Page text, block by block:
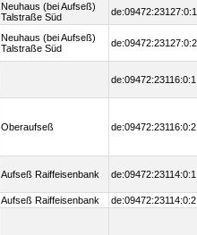
Neuhaus (bei Aufseß)
Talstraße Süd
de:09472:23127:0:1
Neuhaus (bei Aufseß)
Talstraße Süd
de:09472:23127:0:2
de:09472:23116:0:1
Oberaufseß de:09472:23116:0:2
Aufseß Raiffeisenbank de:09472:23114:0:1
Aufseß Raiffeisenbank de:09472:23114:0:2